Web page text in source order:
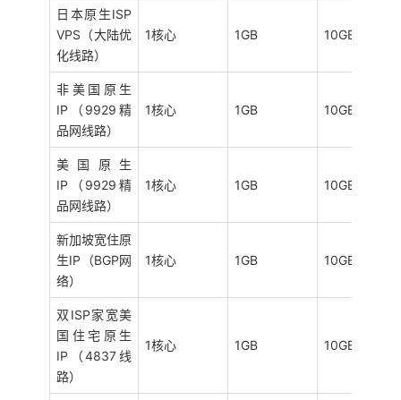
日本原生ISP
VPS（大陆优
化线路）
1核心 1GB 10GB NVMe
非美国原生
IP（9929精
品网线路）
1核心 1GB 10GB SSD
美国原生
IP（9929精
品网线路）
1核心 1GB 10GB SSD
新加坡宽住原
生IP（BGP网
络）
1核心 1GB 10GB NVMe
双ISP家宽美
国住宅原生
IP（4837线
路）
1核心 1GB 10GB NVMe